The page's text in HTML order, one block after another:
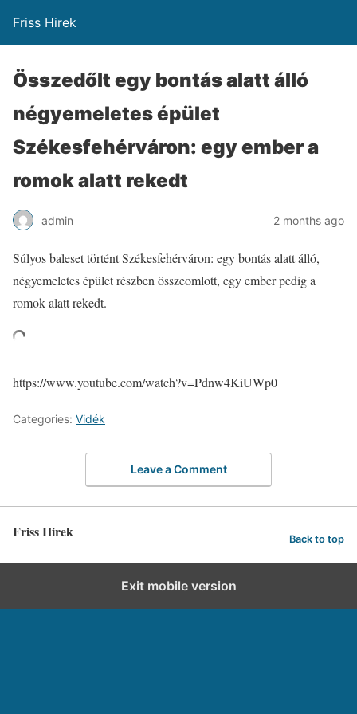
Friss Hirek
Összedőlt egy bontás alatt álló
négyemeletes épület
Székesfehérváron: egy ember a
romok alatt rekedt
admin 2 months ago
Súlyos baleset történt Székesfehérváron: egy bontás alatt álló,
négyemeletes épület részben összeomlott, egy ember pedig a
romok alatt rekedt.
https://www.youtube.com/watch?v=Pdnw4KiUWp0
Categories: Vidék
Leave a Comment
Friss Hirek Back to top
Exit mobile version